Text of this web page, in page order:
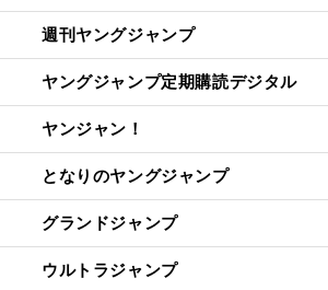
週刊ヤングジャンプ
ヤングジャンプ定期購読デジタル
ヤンジャン！
となりのヤングジャンプ
グランドジャンプ
ウルトラジャンプ